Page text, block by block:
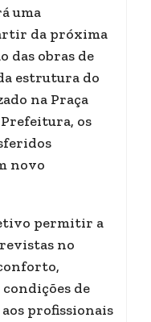
uma
da próxima
das obras de
estrutura do
na Praça
os
novo
permitir a
no
de
profissionais